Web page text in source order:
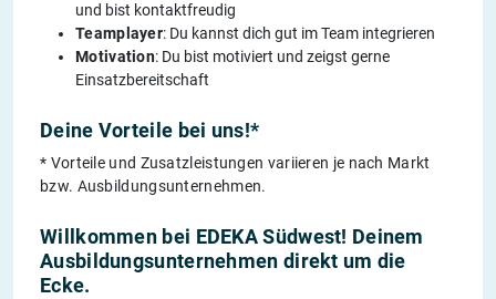
und bist kontaktfreudig
Teamplayer: Du kannst dich gut im Team integrieren
Motivation: Du bist motiviert und zeigst gerne
Einsatzbereitschaft
Deine Vorteile bei uns!*
* Vorteile und Zusatzleistungen variieren je nach Markt
bzw. Ausbildungsunternehmen.
Willkommen bei EDEKA Südwest! Deinem
Ausbildungsunternehmen direkt um die
Ecke.